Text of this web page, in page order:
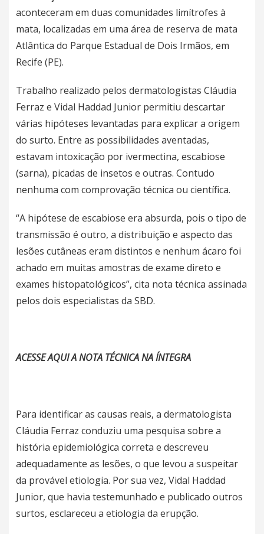
aconteceram em duas comunidades limítrofes à
mata, localizadas em uma área de reserva de mata
Atlântica do Parque Estadual de Dois Irmãos, em
Recife (PE).
Trabalho realizado pelos dermatologistas Cláudia
Ferraz e Vidal Haddad Junior permitiu descartar
várias hipóteses levantadas para explicar a origem
do surto. Entre as possibilidades aventadas,
estavam intoxicação por ivermectina, escabiose
(sarna), picadas de insetos e outras. Contudo
nenhuma com comprovação técnica ou científica.
“A hipótese de escabiose era absurda, pois o tipo de
transmissão é outro, a distribuição e aspecto das
lesões cutâneas eram distintos e nenhum ácaro foi
achado em muitas amostras de exame direto e
exames histopatológicos”, cita nota técnica assinada
pelos dois especialistas da SBD.
ACESSE AQUI A NOTA TÉCNICA NA ÍNTEGRA
Para identificar as causas reais, a dermatologista
Cláudia Ferraz conduziu uma pesquisa sobre a
história epidemiológica correta e descreveu
adequadamente as lesões, o que levou a suspeitar
da provável etiologia. Por sua vez, Vidal Haddad
Junior, que havia testemunhado e publicado outros
surtos, esclareceu a etiologia da erupção.